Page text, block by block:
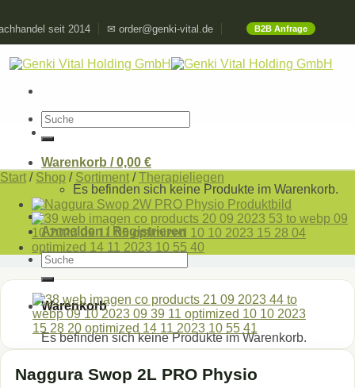
to
content
seit 2014 ✉ order@genki-vital.de B2B Anfrage
Suchen
nach:
Warenkorb /0,00 €
Es befinden sich keine Produkte im Warenkorb.
Anmelden / Registrieren
Suchen
nach:
Warenkorb
Es befinden sich keine Produkte im Warenkorb.
Start / Shop / Sortiment / Therapieliegen
Naggura Swop 2L PRO Physio